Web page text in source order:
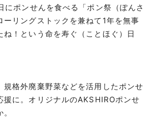
にポンせんを食べる「ポン祭（ぽんさ
ーリングストックを兼ねて1年を無事
ね！という命を寿ぐ（ことほぐ）日
規格外廃棄野菜などを活用したポンせ
援に。オリジナルのAKSHIROポンせ